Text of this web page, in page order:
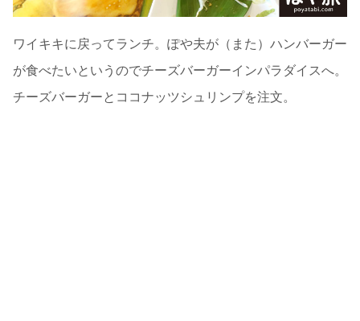
ワイキキに戻ってランチ。ぽや夫が（また）ハンバーガー
が食べたいというのでチーズバーガーインパラダイスへ。
チーズバーガーとココナッツシュリンプを注文。